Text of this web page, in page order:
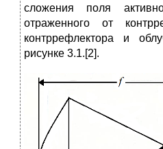
сложения поля
отраженного от
контррефлектора и
рисунке 3.1.[2].